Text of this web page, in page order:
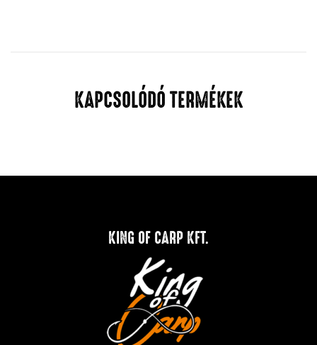
KAPCSOLÓDÓ TERMÉKEK
KING OF CARP KFT.